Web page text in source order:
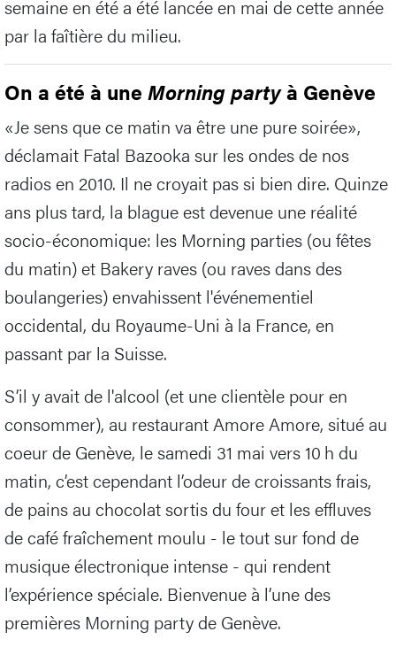
semaine en été a été lancée en mai de cette année
par la faîtière du milieu.
On a été à une Morning partyà Genève
«Je sens que ce matin va être une pure soirée»,
déclamait Fatal Bazooka sur les ondes de nos
radios en 2010. Il ne croyait pas si bien dire. Quinze
ans plus tard, la blague est devenue une réalité
socio-économique: les Morning parties (ou fêtes
du matin) et Bakery raves (ou raves dans des
boulangeries) envahissent l'événementiel
occidental, du Royaume-Uni à la France, en
passant par la Suisse.
S’il y avait de l'alcool (et une clientèle pour en
consommer), au restaurant Amore Amore, situé au
coeur de Genève, le samedi 31 mai vers 10 h du
matin, c’est cependant l’odeur de croissants frais,
de pains au chocolat sortis du four et les effluves
de café fraîchement moulu - le tout sur fond de
musique électronique intense - qui rendent
l’expérience spéciale. Bienvenue à l’une des
premières Morning party de Genève.